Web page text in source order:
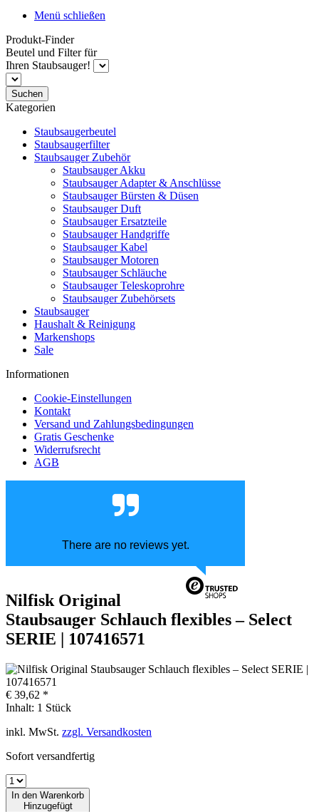
Menü schließen
Produkt-Finder
Beutel und Filter für
Ihren Staubsauger!
Suchen
Kategorien
Staubsaugerbeutel
Staubsaugerfilter
Staubsauger Zubehör
Staubsauger Akku
Staubsauger Adapter & Anschlüsse
Staubsauger Bürsten & Düsen
Staubsauger Duft
Staubsauger Ersatzteile
Staubsauger Handgriffe
Staubsauger Kabel
Staubsauger Motoren
Staubsauger Schläuche
Staubsauger Teleskoprohre
Staubsauger Zubehörsets
Staubsauger
Haushalt & Reinigung
Markenshops
Sale
Informationen
Cookie-Einstellungen
Kontakt
Versand und Zahlungsbedingungen
Gratis Geschenke
Widerrufsrecht
AGB
There are no reviews yet.
Nilfisk Original
Staubsauger Schlauch flexibles – Select
SERIE | 107416571
€ 39,62 *
Inhalt: 1 Stück
inkl. MwSt. zzgl. Versandkosten
Sofort versandfertig
In den Warenkorb
Hinzugefügt